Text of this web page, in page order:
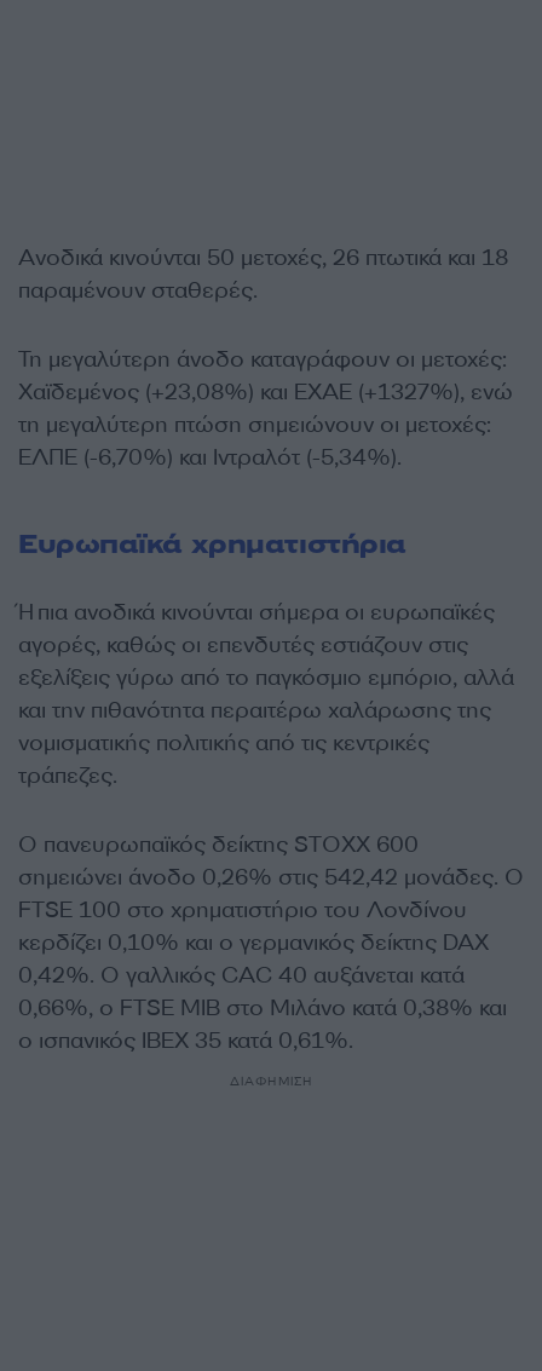
Ανοδικά κινούνται 50 μετοχές, 26 πτωτικά και 18
παραμένουν σταθερές.
Τη μεγαλύτερη άνοδο καταγράφουν οι μετοχές:
Χαϊδεμένος (+23,08%) και ΕΧΑΕ (+1327%), ενώ
τη μεγαλύτερη πτώση σημειώνουν οι μετοχές:
ΕΛΠΕ (-6,70%) και Ιντραλότ (-5,34%).
Ευρωπαϊκά χρηματιστήρια
Ήπια ανοδικά κινούνται σήμερα οι ευρωπαϊκές
αγορές, καθώς οι επενδυτές εστιάζουν στις
εξελίξεις γύρω από το παγκόσμιο εμπόριο, αλλά
και την πιθανότητα περαιτέρω χαλάρωσης της
νομισματικής πολιτικής από τις κεντρικές
τράπεζες.
Ο πανευρωπαϊκός δείκτης STOXX 600
σημειώνει άνοδο 0,26% στις 542,42 μονάδες. Ο
FTSE 100 στο χρηματιστήριο του Λονδίνου
κερδίζει 0,10% και ο γερμανικός δείκτης DAX
0,42%. Ο γαλλικός CAC 40 αυξάνεται κατά
0,66%, ο FTSE MIB στο Μιλάνο κατά 0,38% και
ο ισπανικός IBEX 35 κατά 0,61%.
ΔΙΑΦΗΜΙΣΗ